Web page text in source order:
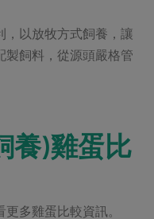
，以放牧方式飼養，讓
製飼料，從源頭嚴格管
養)雞蛋比
多雞蛋比較資訊。